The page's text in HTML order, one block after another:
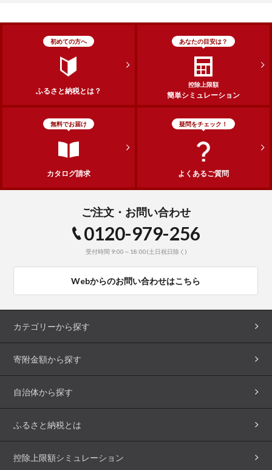
初めての方へ
ふるさと納税とは？
あなたの目安は？
控除上限額
簡単シミュレーション
無料でお届け
カタログ請求
疑問をチェック！
よくあるご質問
ご注文・お問い合わせ
0120-979-256
受付時間 9:00～18:00(土日祝日除く)
Webからのお問い合わせはこちら
カテゴリーから探す
寄附金額から探す
自治体から探す
ふるさと納税とは
控除上限額シミュレーション